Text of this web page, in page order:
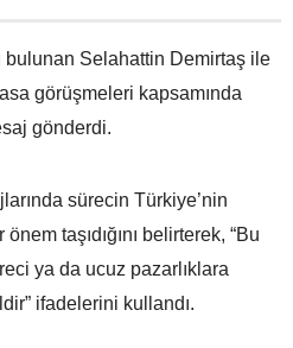
bulunan Selahattin Demirtaş ile
görüşmeleri kapsamında
gönderdi.
sürecin Türkiye’nin
taşıdığını belirterek, “Bu
ya da ucuz pazarlıklara
ifadelerini kullandı.